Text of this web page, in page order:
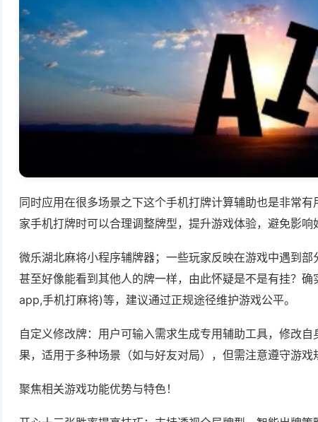
同时应用在很多场景之下这个手机打牌计算辅助也是非常
家手机打牌时可以合理调整牌型，提升游戏体验，避免影响
微乐湖北麻将小程序辅牌器；一些玩家反映在游戏中遇到部
甚至好像能看到其他人的牌一样，由此怀疑是不是有挂？
app,手机打麻将)等，建议通过正规途径维护游戏公平。
自定义修改牌：用户可输入需求生成专用辅助工具，修改
果，适用于多种场景（如与好友对局），但需注意遵守游戏
聚焦相关游戏功能优势与特色！